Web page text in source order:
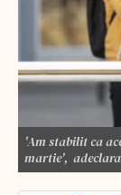
'Am stabilit ca
martie',